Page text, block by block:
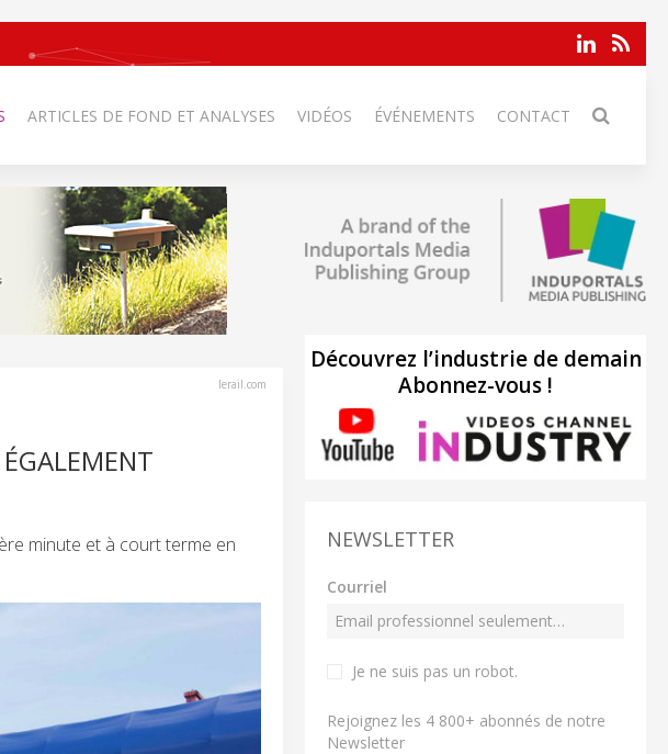
ARTICLES DE FOND ET ANALYSES VIDÉOS ÉVÉNEMENTS CONTACT
lerail.com
minute et à court terme en
Découvrez l’industrie de demain
Abonnez-vous !
NEWSLETTER
Courriel
Je ne suis pas un robot.
Rejoignez les 4 800+ abonnés de notre
Newsletter